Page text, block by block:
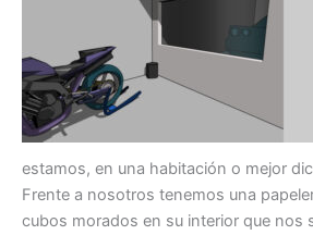
estamos, en una habitación o mejor
Frente a nosotros tenemos una
cubos morados en su interior que nos